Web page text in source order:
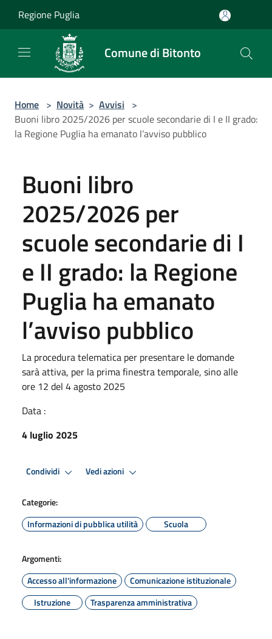
Regione Puglia
Comune di Bitonto
Home > Novità > Avvisi >
Buoni libro 2025/2026 per scuole secondarie di I e II grado:
la Regione Puglia ha emanato l’avviso pubblico
Buoni libro
2025/2026 per
scuole secondarie di I
e II grado: la Regione
Puglia ha emanato
l’avviso pubblico
La procedura telematica per presentare le domande
sarà attiva, per la prima finestra temporale, sino alle
ore 12 del 4 agosto 2025
Data :
4 luglio 2025
Condividi Vedi azioni
Categorie:
Informazioni di pubblica utilità
Scuola
Argomenti:
Accesso all'informazione
Comunicazione istituzionale
Istruzione
Trasparenza amministrativa